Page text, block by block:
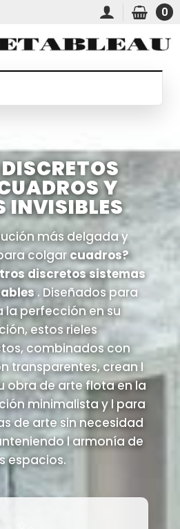
0
Y
INVISIBLES
más delgada y
colgarcuadros?
discretos sistemas
. Diseñados para
la perfección en su
estos rieles
combinados con
transparentes, crean l
obra de arte flota en la
minimalista y l para
de arte sin necesidad
l armonía de
espacios.